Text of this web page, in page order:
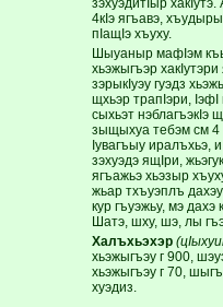
4кIэ ягъавэ,
пIащIэ хъуху.
Шыуаныр мафIэм
хьэжыгъэр
зэрыкIуэу гуэдз
щхьэр трапIэри, IэфI
сыхьэт нэблагъэкIэ
зыщыхуа тебэм см 4
Iувагъыу иралъхьэ,
зэхуэдэ ящIри,
ягъажьэ хьэзыр
жьар тхъуэплъ
кур гъуэжьу, мэ
Шатэ, шху, шэ, лы
Халъхьэхэр (цI
хьэжыгъэу г 900,
хьэжыгъэу г 70,
хуэдиз.